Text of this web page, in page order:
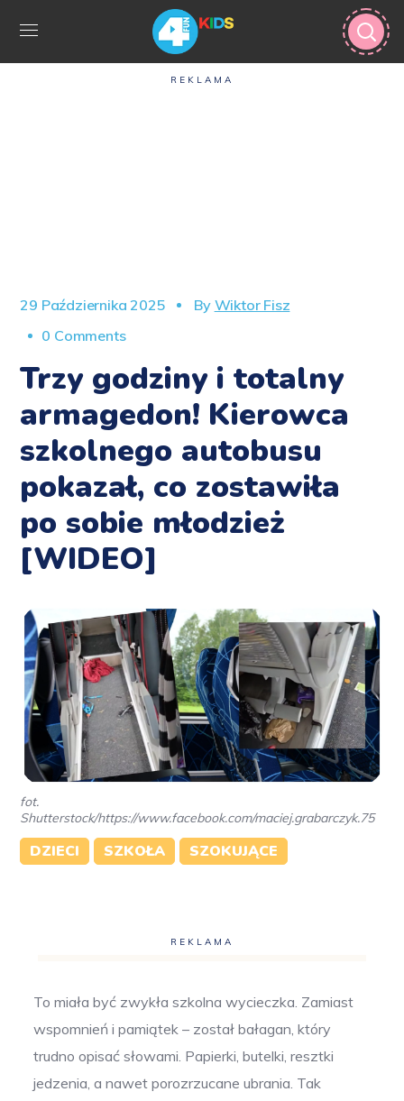
REKLAMA
29 Października 2025 By Wiktor Fisz
0 Comments
Trzy godziny i totalny
armagedon! Kierowca
szkolnego autobusu
pokazał, co zostawiła
po sobie młodzież
[WIDEO]
fot.
Shutterstock/https://www.facebook.com/maciej.grabarczyk.75
DZIECI SZKOŁA SZOKUJĄCE
REKLAMA
To miała być zwykła szkolna wycieczka. Zamiast
wspomnień i pamiątek – został bałagan, który
trudno opisać słowami. Papierki, butelki, resztki
jedzenia, a nawet porozrzucane ubrania. Tak